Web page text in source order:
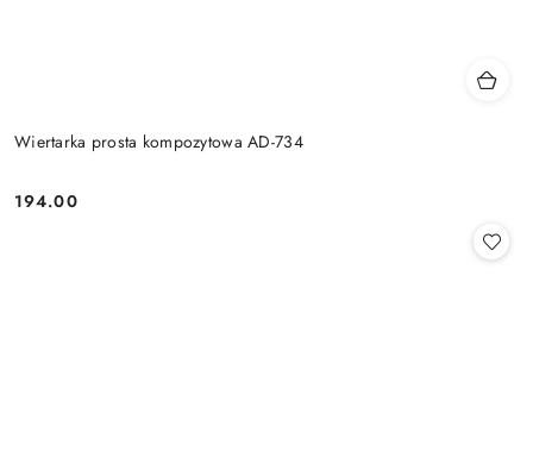
Wiertarka prosta kompozytowa AD-734
Cena:
194.00